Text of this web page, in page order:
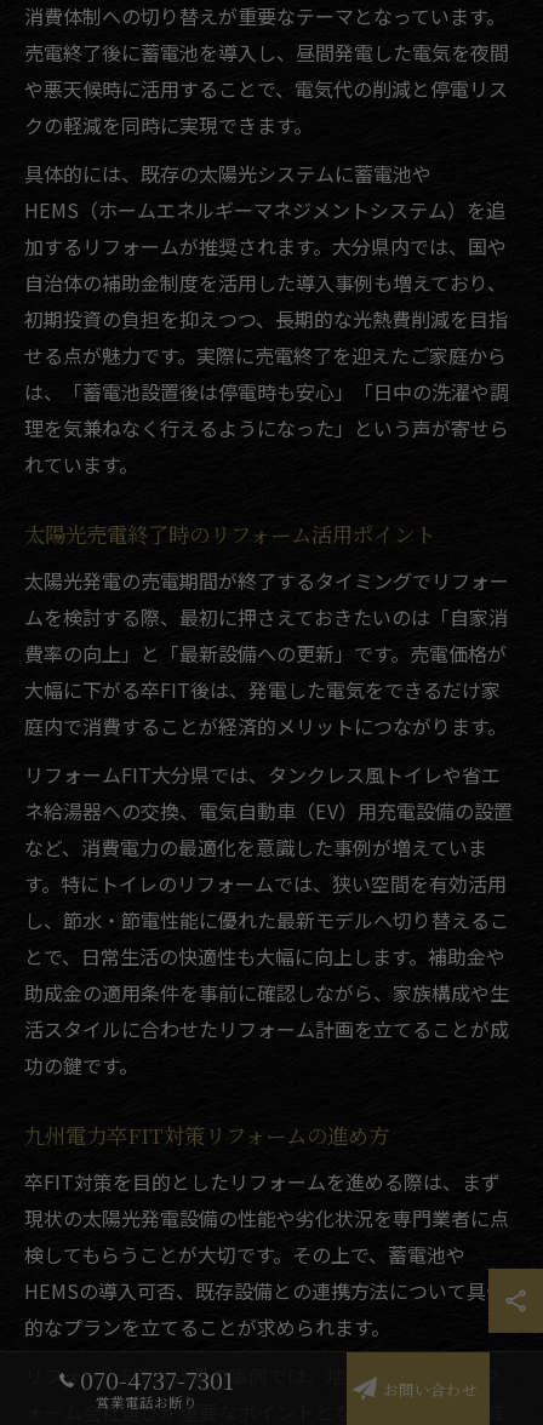
消費体制への切り替えが重要なテーマとなっています。
売電終了後に蓄電池を導入し、昼間発電した電気を夜間
や悪天候時に活用することで、電気代の削減と停電リス
クの軽減を同時に実現できます。
具体的には、既存の太陽光システムに蓄電池や
HEMS（ホームエネルギーマネジメントシステム）を追
加するリフォームが推奨されます。大分県内では、国や
自治体の補助金制度を活用した導入事例も増えており、
初期投資の負担を抑えつつ、長期的な光熱費削減を目指
せる点が魅力です。実際に売電終了を迎えたご家庭から
は、「蓄電池設置後は停電時も安心」「日中の洗濯や調
理を気兼ねなく行えるようになった」という声が寄せら
れています。
太陽光売電終了時のリフォーム活用ポイント
太陽光発電の売電期間が終了するタイミングでリフォー
ムを検討する際、最初に押さえておきたいのは「自家消
費率の向上」と「最新設備への更新」です。売電価格が
大幅に下がる卒FIT後は、発電した電気をできるだけ家
庭内で消費することが経済的メリットにつながります。
リフォームFIT大分県では、タンクレス風トイレや省エ
ネ給湯器への交換、電気自動車（EV）用充電設備の設置
など、消費電力の最適化を意識した事例が増えていま
す。特にトイレのリフォームでは、狭い空間を有効活用
し、節水・節電性能に優れた最新モデルへ切り替えるこ
とで、日常生活の快適性も大幅に向上します。補助金や
助成金の適用条件を事前に確認しながら、家族構成や生
活スタイルに合わせたリフォーム計画を立てることが成
功の鍵です。
九州電力卒FIT対策リフォームの進め方
卒FIT対策を目的としたリフォームを進める際は、まず
現状の太陽光発電設備の性能や劣化状況を専門業者に点
検してもらうことが大切です。その上で、蓄電池や
HEMSの導入可否、既存設備との連携方法について具体
的なプランを立てることが求められます。
リフォームFIT大分県の事例では、地元の工務店やリフ
ォーム会社選びが重要なポイントとなっています。地域
070-4737-7301
営業電話お断り
お問い合わせ